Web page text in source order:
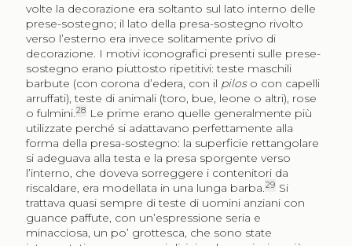
volte la decorazione era soltanto sul lato interno delle
prese-sostegno; il lato della presa-sostegno rivolto
verso l’esterno era invece solitamente privo di
decorazione. I motivi iconografici presenti sulle prese-
sostegno erano piuttosto ripetitivi: teste maschili
barbute (con corona d’edera, con il piloso con capelli
arruffati), teste di animali (toro, bue, leone o altri), rose
o fulmini.28 Le prime erano quelle generalmente più
utilizzate perché si adattavano perfettamente alla
forma della presa-sostegno: la superficie rettangolare
si adeguava alla testa e la presa sporgente verso
l’interno, che doveva sorreggere i contenitori da
riscaldare, era modellata in una lunga barba.29 Si
trattava quasi sempre di teste di uomini anziani con
guance paffute, con un’espressione seria e
minacciosa, un po’ grottesca, che sono state